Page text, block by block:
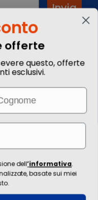
Legali
Invia
illustrativo. I prezzi e le
direzione tecnica
- 39044 Egna (BZ) - Italia,
Largo Cesare Battisti, 28 -
Capitale sociale
offerte
questo, offerte
esclusivi.
dell’informativa.
basate sui miei